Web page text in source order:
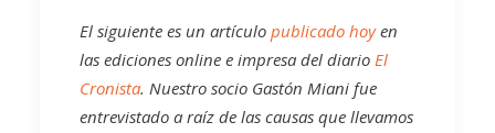
El siguiente es un artículo publicado hoyen
las ediciones online e impresa del diario El
Cronista. Nuestro socio Gastón Miani fue
entrevistado a raíz de las causas que llevamos